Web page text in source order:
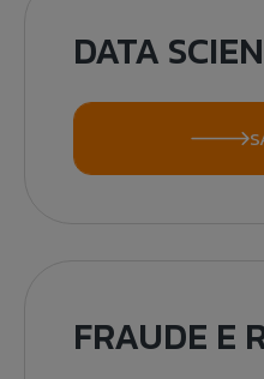
DATA
FRAUDE E